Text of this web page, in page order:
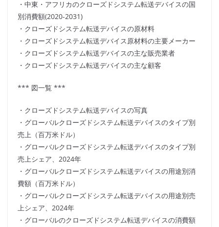
・中東・アフリカのクローズドシステム転送デバイスの国
別消費額(2020-2031)
・クローズドシステム転送デバイスの原材料
・クローズドシステム転送デバイス原材料の主要メーカー
・クローズドシステム転送デバイスの主な販売業者
・クローズドシステム転送デバイスの主な顧客
*** 図一覧 ***
・クローズドシステム転送デバイスの写真
・グローバルクローズドシステム転送デバイスのタイプ別
売上（百万米ドル）
・グローバルクローズドシステム転送デバイスのタイプ別
売上シェア、2024年
・グローバルクローズドシステム転送デバイスの用途別消
費額（百万米ドル）
・グローバルクローズドシステム転送デバイスの用途別売
上シェア、2024年
・グローバルのクローズドシステム転送デバイスの消費額